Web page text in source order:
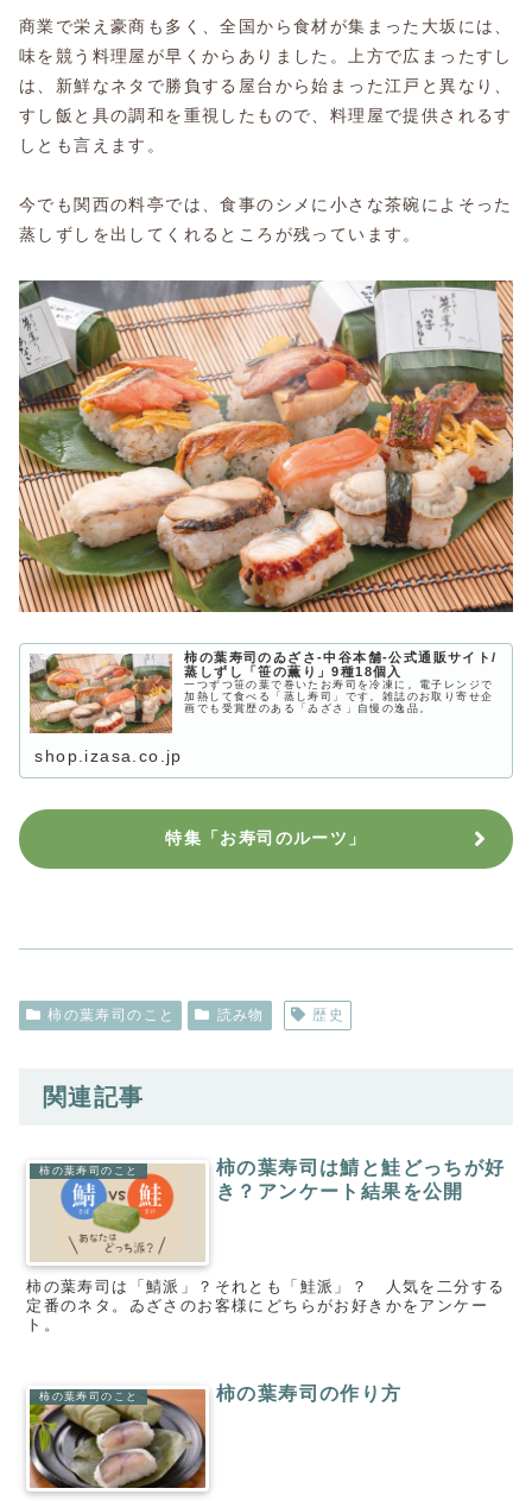
商業で栄え豪商も多く、全国から食材が集まった大坂には、
味を競う料理屋が早くからありました。上方で広まったすし
は、新鮮なネタで勝負する屋台から始まった江戸と異なり、
すし飯と具の調和を重視したもので、料理屋で提供されるす
しとも言えます。
今でも関西の料亭では、食事のシメに小さな茶碗によそった
蒸しずしを出してくれるところが残っています。
柿の葉寿司のゐざさ‐中谷本舗‐公式通販サイト/
蒸しずし「笹の薫り」9種18個入
一つずつ笹の葉で巻いたお寿司を冷凍に。電子レンジで
加熱して食べる「蒸し寿司」です。雑誌のお取り寄せ企
画でも受賞歴のある「ゐざさ」自慢の逸品。
shop.izasa.co.jp
特集「お寿司のルーツ」
柿の葉寿司のこと 読み物 歴史
関連記事
柿の葉寿司のこと
柿の葉寿司は鯖と鮭どっちが好
き？アンケート結果を公開
柿の葉寿司は「鯖派」？それとも「鮭派」？ 人気を二分する
定番のネタ。ゐざさのお客様にどちらがお好きかをアンケー
ト。
柿の葉寿司のこと 柿の葉寿司の作り方